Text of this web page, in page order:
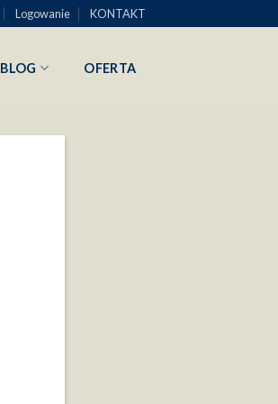
Logowanie KONTAKT
BLOG OFERTA